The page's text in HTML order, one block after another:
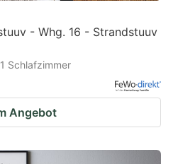
- Whg. 16 - Strandstuuv
Schlafzimmer
Angebot